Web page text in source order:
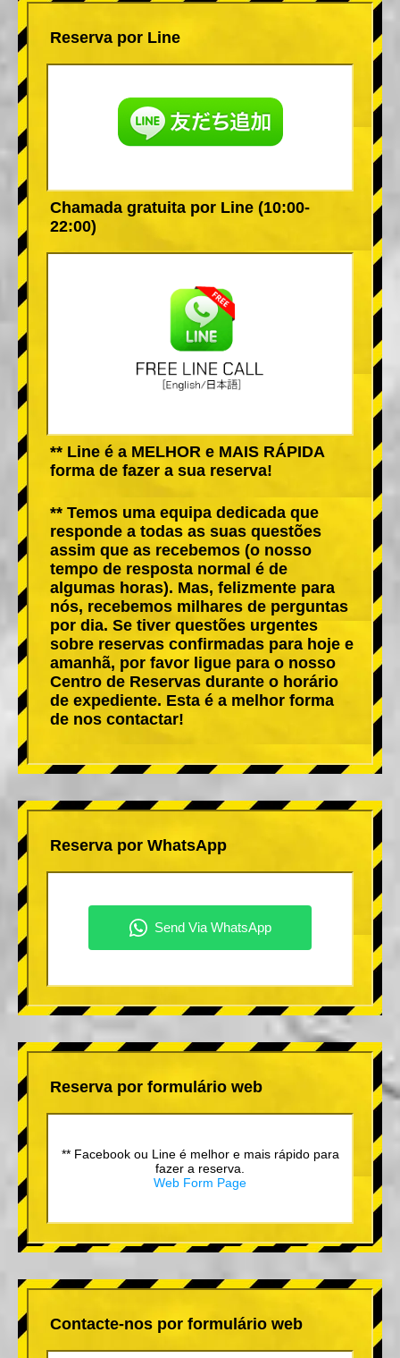
Reserva por Line
Chamada gratuita por Line (10:00-
22:00)
** Line é a MELHOR e MAIS RÁPIDA
forma de fazer a sua reserva!
** Temos uma equipa dedicada que
responde a todas as suas questões
assim que as recebemos (o nosso
tempo de resposta normal é de
algumas horas). Mas, felizmente para
nós, recebemos milhares de perguntas
por dia. Se tiver questões urgentes
sobre reservas confirmadas para hoje e
amanhã, por favor ligue para o nosso
Centro de Reservas durante o horário
de expediente. Esta é a melhor forma
de nos contactar!
Reserva por WhatsApp
Reserva por formulário web
** Facebook ou Line é melhor e mais rápido para
fazer a reserva.
Web Form Page
Contacte-nos por formulário web